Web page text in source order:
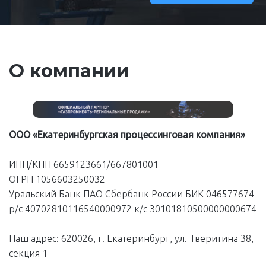
О компании
ООО «Екатеринбургская процессинговая компания»
ИНН/КПП 6659123661/667801001
ОГРН 1056603250032
Уральский Банк ПАО Сбербанк России БИК 046577674
р/с 40702810116540000972 к/с 30101810500000000674
Наш адрес: 620026, г. Екатеринбург, ул. Тверитина 38,
секция 1